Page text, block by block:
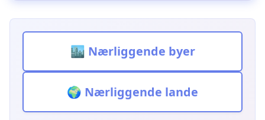
🏙️ Nærliggende byer
🌍 Nærliggende lande